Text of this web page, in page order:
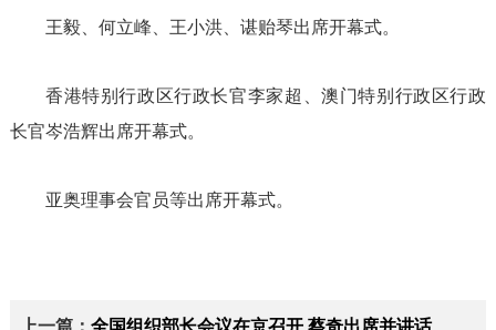
王毅、何立峰、王小洪、谌贻琴出席开幕式。
香港特别行政区行政长官李家超、澳门特别行政区行政
长官岑浩辉出席开幕式。
亚奥理事会官员等出席开幕式。
上一篇： 全国组织部长会议在京召开 蔡奇出席并讲话